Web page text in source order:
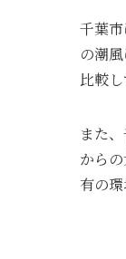
千葉
の潮
比較
また
から
有の